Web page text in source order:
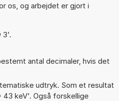
os, og arbejdet er gjort i
3'.
antal decimaler, hvis det
udtryk. Som et resultat
keV'. Også forskellige